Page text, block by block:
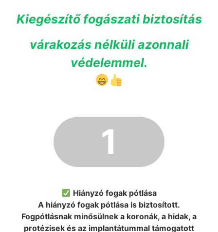
Kiegészítő fogászati biztosítás
várakozás nélküli azonnali
védelemmel.
1
Hiányzó fogak pótlása
A hiányzó fogak pótlása is biztosított.
Fogpótlásnak minősülnek a koronák, a hidak, a
protézisek és az implantátummal támogatott